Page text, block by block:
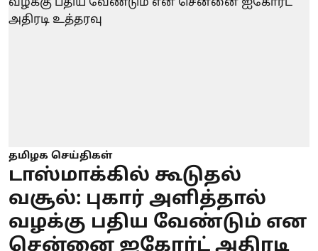
தமிழக செய்திகள்
டாஸ்மாக்கில் கூடுதல்
வசூல்: புகார் அளித்தால்
வழக்கு பதிய வேண்டும் என
சென்னை ஐகோர்ட் அதிரடி